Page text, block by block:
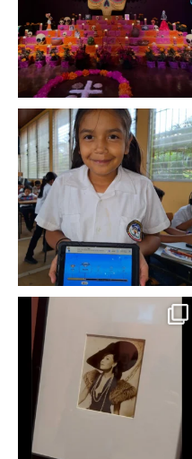
En un contexto donde
muchas niñas y
adolescentes...
0 0
Hoy sábado 28 de
septiembre se inauguró
en...
2 0